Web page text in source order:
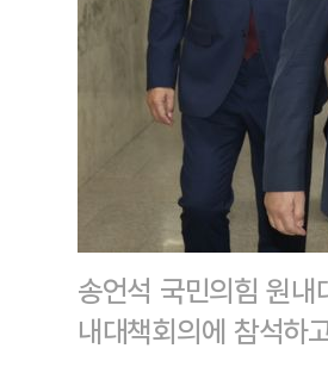
송언석 국민의힘 원
내대책회의에 참석